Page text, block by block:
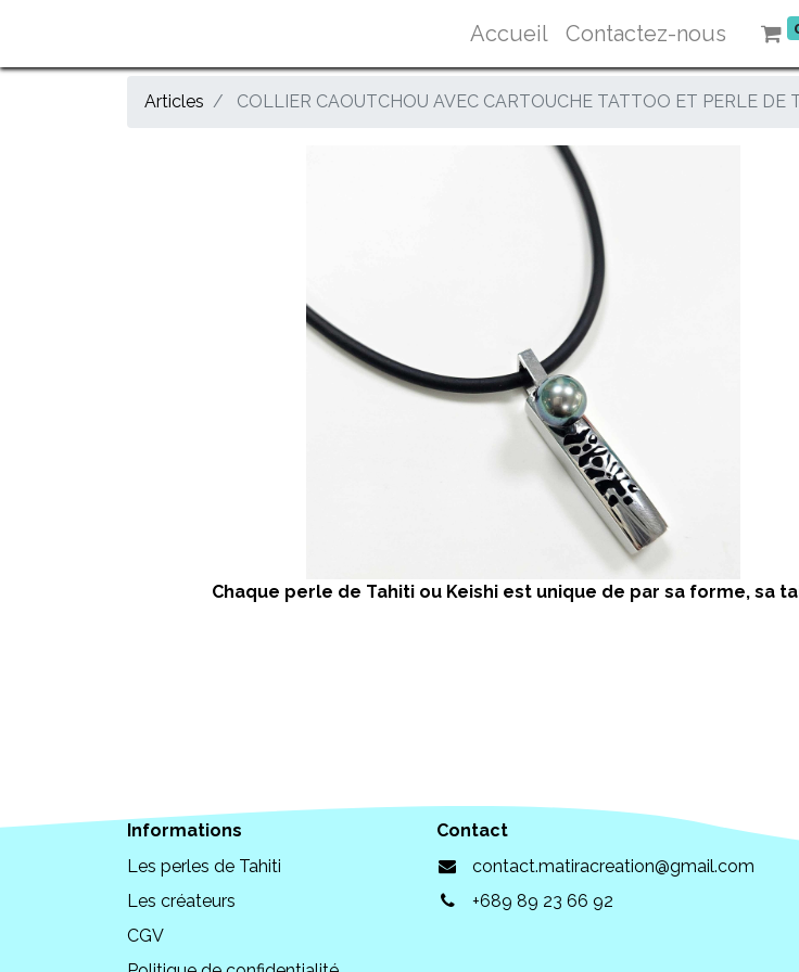
Accueil Contactez-nous
Articles COLLIER CAOUTCHOU AVEC CARTOUCHE TATTOO ET PERLE DE
Chaque perle de Tahiti ou Keishi est unique de par sa forme, sa
Informations
Les perles de Tahiti
Les créateurs
CGV
Contact
contact.matiracreation@gmail.com
+689 89 23 66 92